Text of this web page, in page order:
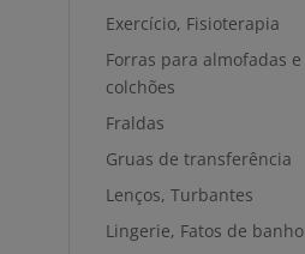
Exercício, Fisioterapia
Forras para almofadas e
colchões
Fraldas
Gruas de transferência
Lenços, Turbantes
Lingerie, Fatos de banho